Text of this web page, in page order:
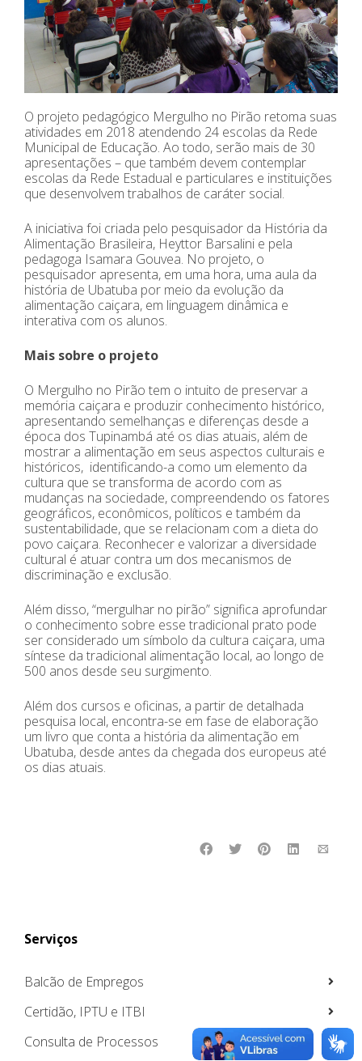
O projeto pedagógico Mergulho no Pirão retoma suas
atividades em 2018 atendendo 24 escolas da Rede
Municipal de Educação. Ao todo, serão mais de 30
apresentações – que também devem contemplar
escolas da Rede Estadual e particulares e instituições
que desenvolvem trabalhos de caráter social.
A iniciativa foi criada pelo pesquisador da História da
Alimentação Brasileira, Heyttor Barsalini e pela
pedagoga Isamara Gouvea. No projeto, o
pesquisador apresenta, em uma hora, uma aula da
história de Ubatuba por meio da evolução da
alimentação caiçara, em linguagem dinâmica e
interativa com os alunos.
Mais sobre o projeto
O Mergulho no Pirão tem o intuito de preservar a
memória caiçara e produzir conhecimento histórico,
apresentando semelhanças e diferenças desde a
época dos Tupinambá até os dias atuais, além de
mostrar a alimentação em seus aspectos culturais e
históricos, identificando-a como um elemento da
cultura que se transforma de acordo com as
mudanças na sociedade, compreendendo os fatores
geográficos, econômicos, políticos e também da
sustentabilidade, que se relacionam com a dieta do
povo caiçara. Reconhecer e valorizar a diversidade
cultural é atuar contra um dos mecanismos de
discriminação e exclusão.
Além disso, “mergulhar no pirão” significa aprofundar
o conhecimento sobre esse tradicional prato pode
ser considerado um símbolo da cultura caiçara, uma
síntese da tradicional alimentação local, ao longo de
500 anos desde seu surgimento.
Além dos cursos e oficinas, a partir de detalhada
pesquisa local, encontra-se em fase de elaboração
um livro que conta a história da alimentação em
Ubatuba, desde antes da chegada dos europeus até
os dias atuais.
Serviços
Balcão de Empregos
Certidão, IPTU e ITBI
Consulta de Processos